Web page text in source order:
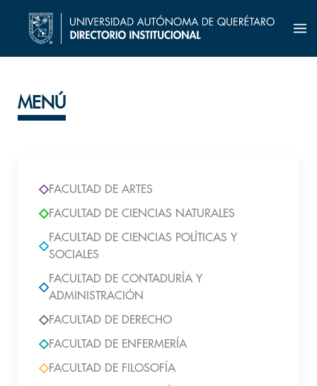
MENÚ
FACULTAD DE ARTES
FACULTAD DE CIENCIAS NATURALES
FACULTAD DE CIENCIAS POLÍTICAS Y
SOCIALES
FACULTAD DE CONTADURÍA Y
ADMINISTRACIÓN
FACULTAD DE DERECHO
FACULTAD DE ENFERMERÍA
FACULTAD DE FILOSOFÍA